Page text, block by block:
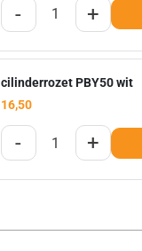
- +
cilinderrozet PBY50 wit
16,50
- +